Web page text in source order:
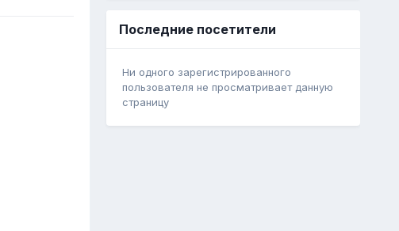
Последние посетители
Ни одного зарегистрированного
пользователя не просматривает данную
страницу